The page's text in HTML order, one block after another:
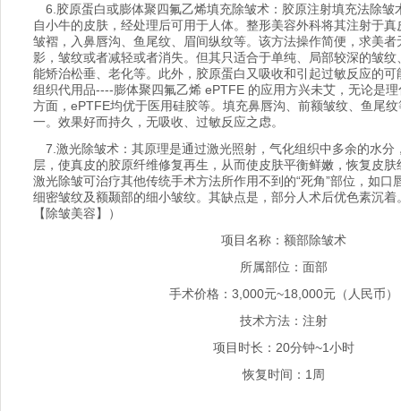
6.胶原蛋白或膨体聚四氟乙烯填充除皱术：胶原注射填充法除皱
自小牛的皮肤，经处理后可用于人体。整形美容外科将其注射于
皱褶，入鼻唇沟、鱼尾纹、眉间纵纹等。该方法操作简便，求美
影，皱纹或者减轻或者消失。但其只适合于单纯、局部较深的皱
能矫治松垂、老化等。此外，胶原蛋白又吸收和引起过敏反应的
组织代用品----膨体聚四氟乙烯 ePTFE 的应用方兴未艾，无论是
方面，ePTFE均优于医用硅胶等。填充鼻唇沟、前额皱纹、鱼尾
一。效果好而持久，无吸收、过敏反应之虑。
7.激光除皱术：其原理是通过激光照射，气化组织中多余的水分
层，使真皮的胶原纤维修复再生，从而使皮肤平衡鲜嫩，恢复皮
激光除皱可治疗其他传统手术方法所作用不到的“死角”部位，如口
细密皱纹及额颞部的细小皱纹。其缺点是，部分人术后优色素沉
【除皱美容】）
项目名称： 额部除皱术
所属部位： 面部
手术价格： 3,000元~18,000元（人民币）
技术方法： 注射
项目时长： 20分钟~1小时
恢复时间： 1周